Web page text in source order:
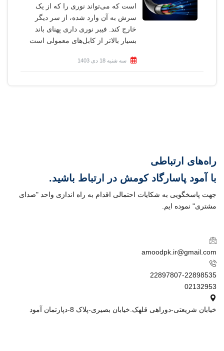
است که می‌تواند نوری را که از یک
سرش به آن وارد شده، از سر دیگر
خارج کند. فیبر نوری داری پهنای باند
بسیار بالاتر از کابل‌های معمولی است
سه شنبه 18 دی 1403
راه‌های ارتباطی
با
آمود پاسارگاد کومش در ارتباط باشید.
جهت پاسخگویی به شکایات احتمالی اقدام به راه اندازی واحد "صدای
مشتری" نموده ایم.
amoodpk.ir@gmail.com
22897807-22898535
02132953
خیابان شریعتی-دوراهی قلهک.خیابان بصیری-پلاک 8-دپارتمان آمود